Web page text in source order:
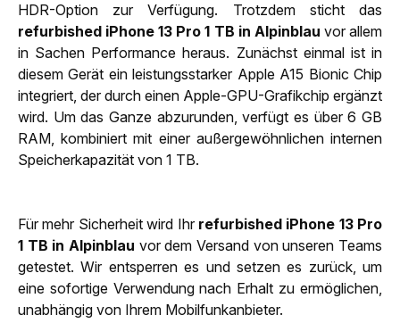
HDR-Option zur Verfügung. Trotzdem sticht das
refurbished iPhone 13 Pro 1 TB in Alpinblau vor allem
in Sachen Performance heraus. Zunächst einmal ist in
diesem Gerät ein leistungsstarker Apple A15 Bionic Chip
integriert, der durch einen Apple-GPU-Grafikchip ergänzt
wird. Um das Ganze abzurunden, verfügt es über 6 GB
RAM, kombiniert mit einer außergewöhnlichen internen
Speicherkapazität von 1 TB.
Für mehr Sicherheit wird Ihr refurbished iPhone 13 Pro
1 TB in Alpinblau vor dem Versand von unseren Teams
getestet. Wir entsperren es und setzen es zurück, um
eine sofortige Verwendung nach Erhalt zu ermöglichen,
unabhängig von Ihrem Mobilfunkanbieter.